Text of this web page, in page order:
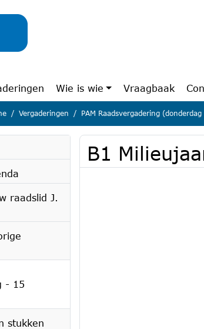
Wie is wie Vraagbaak
Vergaderingen PAM Raadsvergadering
raadslid J.
- 15
stukken
B1